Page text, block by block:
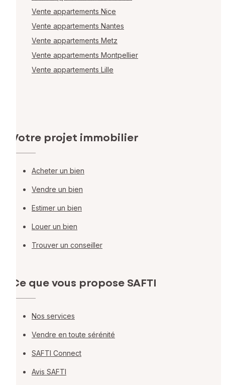
Vente appartements Nice
Vente appartements Nantes
Vente appartements Metz
Vente appartements Montpellier
Vente appartements Lille
Votre projet immobilier
Acheter un bien
Vendre un bien
Estimer un bien
Louer un bien
Trouver un conseiller
Ce que vous propose SAFTI
Nos services
Vendre en toute sérénité
SAFTI Connect
Avis SAFTI